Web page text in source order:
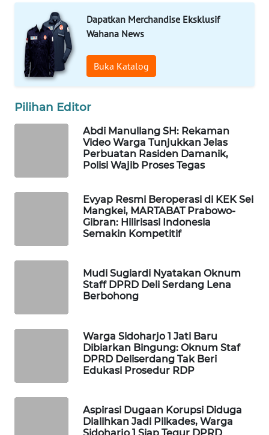
Dapatkan Merchandise Eksklusif
Wahana News
Buka Katalog
Pilihan Editor
Abdi Manullang SH: Rekaman
Video Warga Tunjukkan Jelas
Perbuatan Rasiden Damanik,
Polisi Wajib Proses Tegas
Evyap Resmi Beroperasi di KEK Sei
Mangkei, MARTABAT Prabowo-
Gibran: Hilirisasi Indonesia
Semakin Kompetitif
Mudi Sugiardi Nyatakan Oknum
Staff DPRD Deli Serdang Lena
Berbohong
Warga Sidoharjo 1 Jati Baru
Dibiarkan Bingung: Oknum Staf
DPRD Deliserdang Tak Beri
Edukasi Prosedur RDP
Aspirasi Dugaan Korupsi Diduga
Dialihkan Jadi Pilkades, Warga
LISTRIK
MASYARAKAT
KELISTRIKAN
WALINKI
MARTABAT
NET
LKKI